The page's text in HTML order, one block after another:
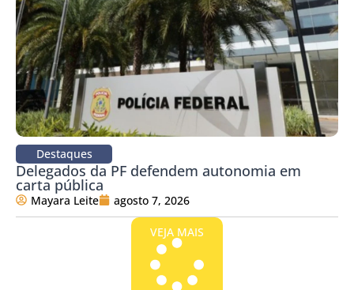
Destaques
Delegados da PF defendem autonomia em
carta pública
Mayara Leite agosto 7, 2026
VEJA MAIS